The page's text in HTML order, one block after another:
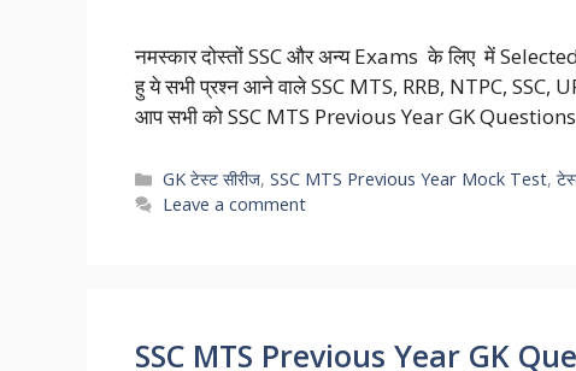
नमस्कार दोस्तों SSC और अन्य Exams के लिए में
हु ये सभी प्रश्न आने वाले SSC MTS, RRB, NTPC, SSC,
आप सभी को SSC MTS Previous Year GK
Categories
GK टेस्ट सीरीज,SSC MTS Previous Year Mock Test,
Leave a comment
SSC MTS Previous Year GK